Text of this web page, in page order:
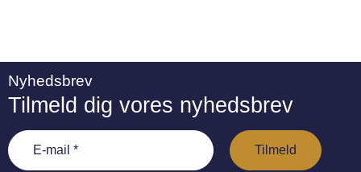
Nyhedsbrev
Tilmeld dig vores nyhedsbrev